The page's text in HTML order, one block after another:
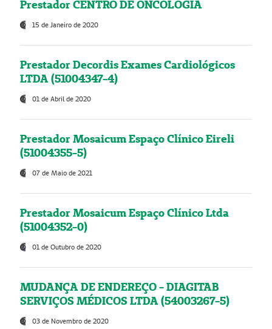
Prestador CENTRO DE ONCOLOGIA
15 de Janeiro de 2020
Prestador Decordis Exames Cardiológicos
LTDA (51004347-4)
01 de Abril de 2020
Prestador Mosaicum Espaço Clínico Eireli
(51004355-5)
07 de Maio de 2021
Prestador Mosaicum Espaço Clínico Ltda
(51004352-0)
01 de Outubro de 2020
MUDANÇA DE ENDEREÇO - DIAGITAB
SERVIÇOS MÉDICOS LTDA (54003267-5)
03 de Novembro de 2020